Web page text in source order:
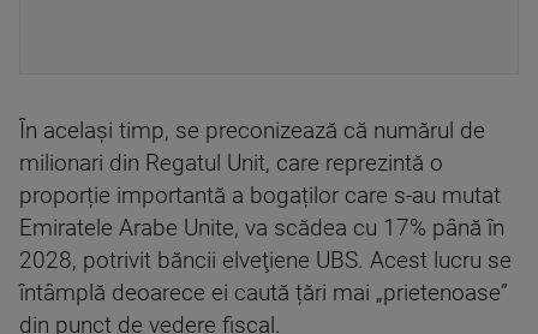
În acelaşi timp, se preconizează că numărul de
milionari din Regatul Unit, care reprezintă o
proporție importantă a bogaților care s-au mutat
Emiratele Arabe Unite, va scădea cu 17% până în
2028, potrivit băncii elveţiene UBS. Acest lucru se
întâmplă deoarece ei caută țări mai „prietenoase”
din punct de vedere fiscal.